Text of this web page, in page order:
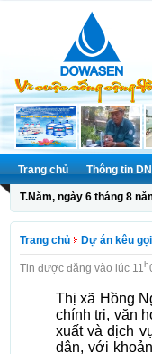
Trang chủ Thông tin DN
T.Năm, ngày 6 tháng 8
Trang chủ Dự án kêu
Tin được đăng vào lúc 11h
Thị xã Hồng
chính trị, văn
xuất và dịch
dân, với